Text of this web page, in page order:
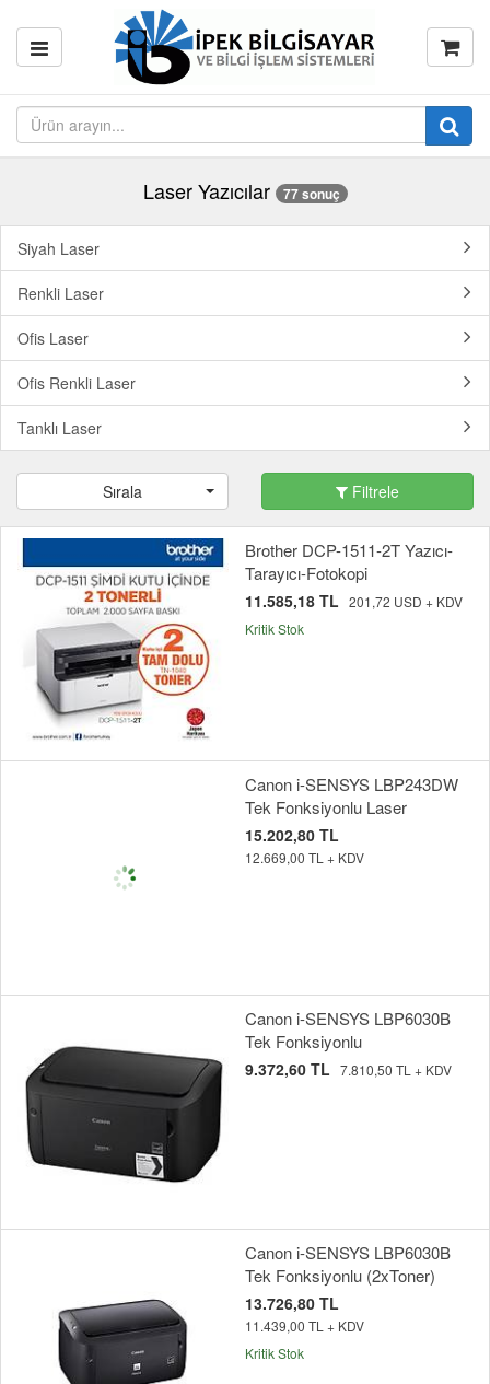
Laser Yazıcılar 77 sonuç
Siyah Laser
Renkli Laser
Ofis Laser
Ofis Renkli Laser
Tanklı Laser
Sırala Filtrele
Brother DCP-1511-2T Yazıcı-
Tarayıcı-Fotokopi
11.585,18 TL 201,72 USD + KDV
Kritik Stok
Canon i-SENSYS LBP243DW
Tek Fonksiyonlu Laser
15.202,80 TL
12.669,00 TL + KDV
Canon i-SENSYS LBP6030B
Tek Fonksiyonlu
9.372,60 TL 7.810,50 TL + KDV
Canon i-SENSYS LBP6030B
Tek Fonksiyonlu (2xToner)
13.726,80 TL
11.439,00 TL + KDV
Kritik Stok